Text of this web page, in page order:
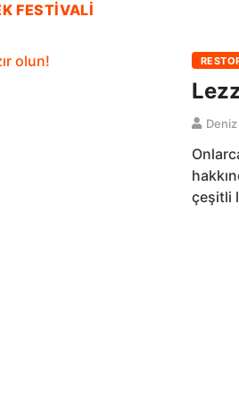
FESTIVALI
Deniz
çeşitli